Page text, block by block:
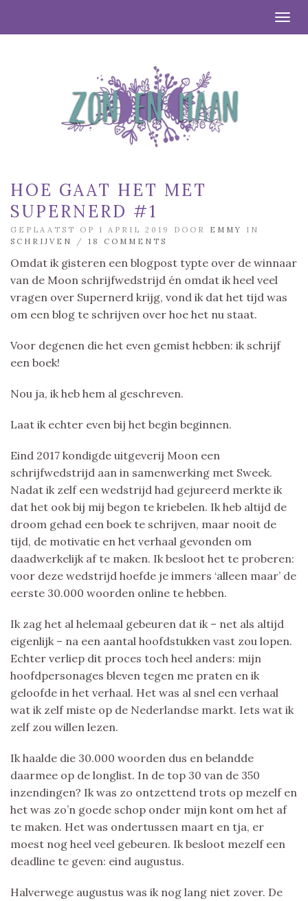
HOE GAAT HET MET
SUPERNERD #1
GEPLAATST OP 1 APRIL 2019 DOOR EMMY
IN
SCHRIJVEN
/ 18 COMMENTS
Omdat ik gisteren een blogpost typte over de winnaar
van de Moon schrijfwedstrijd én omdat ik heel veel
vragen over Supernerd krijg, vond ik dat het tijd was
om een blog te schrijven over hoe het nu staat.
Voor degenen die het even gemist hebben: ik schrijf
een boek!
Nou ja, ik heb hem al geschreven.
Laat ik echter even bij het begin beginnen.
Eind 2017 kondigde uitgeverij Moon een
schrijfwedstrijd aan in samenwerking met Sweek.
Nadat ik zelf een wedstrijd had gejureerd merkte ik
dat het ook bij mij begon te kriebelen. Ik heb altijd de
droom gehad een boek te schrijven, maar nooit de
tijd, de motivatie en het verhaal gevonden om
daadwerkelijk af te maken. Ik besloot het te proberen:
voor deze wedstrijd hoefde je immers ‘alleen maar’ de
eerste 30.000 woorden online te hebben.
Ik zag het al helemaal gebeuren dat ik – net als altijd
eigenlijk – na een aantal hoofdstukken vast zou lopen.
Echter verliep dit proces toch heel anders: mijn
hoofdpersonages bleven tegen me praten en ik
geloofde in het verhaal. Het was al snel een verhaal
wat ik zelf miste op de Nederlandse markt. Iets wat ik
zelf zou willen lezen.
Ik haalde die 30.000 woorden dus en belandde
daarmee op de longlist. In de top 30 van de 350
inzendingen? Ik was zo ontzettend trots op mezelf en
het was zo’n goede schop onder mijn kont om het af
te maken. Het was ondertussen maart en tja, er
moest nog heel veel gebeuren. Ik besloot mezelf een
deadline te geven: eind augustus.
Halverwege augustus was ik nog lang niet zover. De